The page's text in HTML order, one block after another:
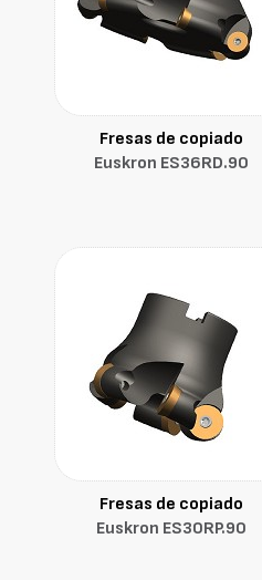
Fresas de copiado
Euskron ES36RD.90
Fresas de copiado
Euskron ES30RP.90